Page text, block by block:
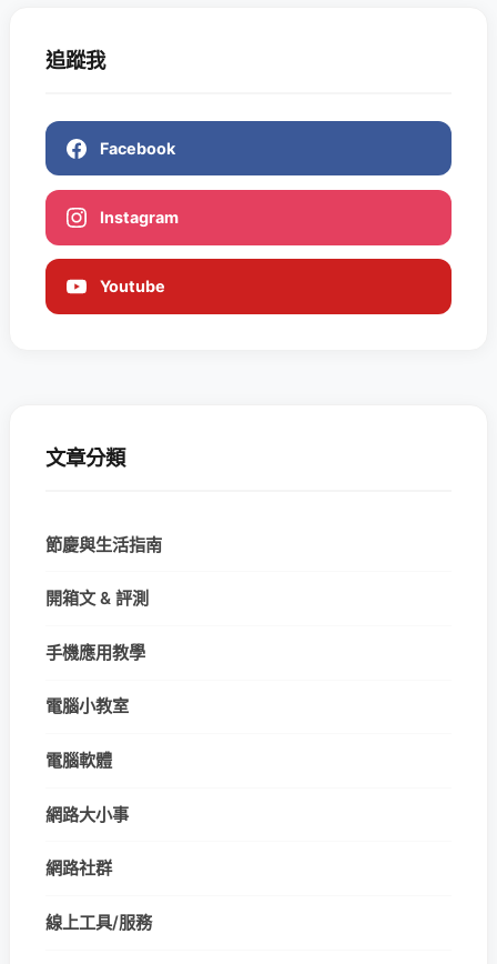
追蹤我
Facebook
Instagram
Youtube
文章分類
節慶與生活指南
開箱文 & 評測
手機應用教學
電腦小教室
電腦軟體
網路大小事
網路社群
線上工具/服務